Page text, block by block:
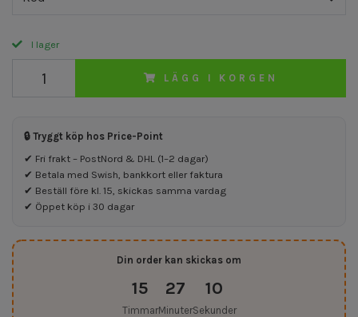
I lager
LÄGG I KORGEN
🔒 Tryggt köp hos Price-Point
✔ Fri frakt – PostNord & DHL (1–2 dagar)
✔ Betala med Swish, bankkort eller faktura
✔ Beställ före kl. 15, skickas samma vardag
✔ Öppet köp i 30 dagar
Din order kan skickas om
15
Timmar
27
Minuter
09
Sekunder